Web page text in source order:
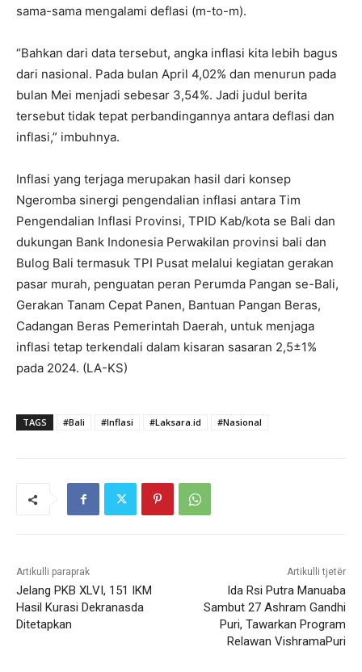
sama-sama mengalami deflasi (m-to-m).
“Bahkan dari data tersebut, angka inflasi kita lebih bagus
dari nasional. Pada bulan April 4,02% dan menurun pada
bulan Mei menjadi sebesar 3,54%. Jadi judul berita
tersebut tidak tepat perbandingannya antara deflasi dan
inflasi,” imbuhnya.
Inflasi yang terjaga merupakan hasil dari konsep
Ngeromba sinergi pengendalian inflasi antara Tim
Pengendalian Inflasi Provinsi, TPID Kab/kota se Bali dan
dukungan Bank Indonesia Perwakilan provinsi bali dan
Bulog Bali termasuk TPI Pusat melalui kegiatan gerakan
pasar murah, penguatan peran Perumda Pangan se-Bali,
Gerakan Tanam Cepat Panen, Bantuan Pangan Beras,
Cadangan Beras Pemerintah Daerah, untuk menjaga
inflasi tetap terkendali dalam kisaran sasaran 2,5±1%
pada 2024. (LA-KS)
TAGS #Bali #Inflasi #Laksara.id #Nasional
Artikulli paraprak
Jelang PKB XLVI, 151 IKM
Hasil Kurasi Dekranasda
Ditetapkan
Artikulli tjetër
Ida Rsi Putra Manuaba
Sambut 27 Ashram Gandhi
Puri, Tawarkan Program
Relawan VishramaPuri